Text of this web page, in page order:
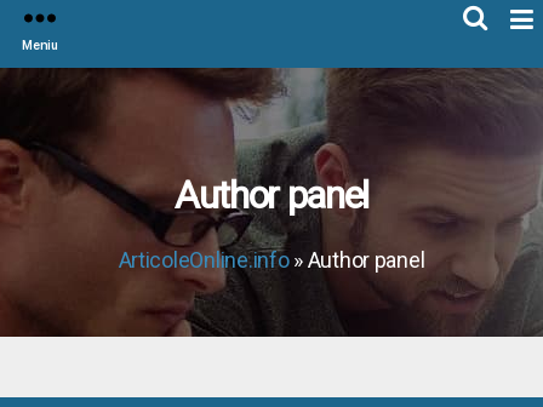
Meniu
Author panel
ArticoleOnline.info» Author panel